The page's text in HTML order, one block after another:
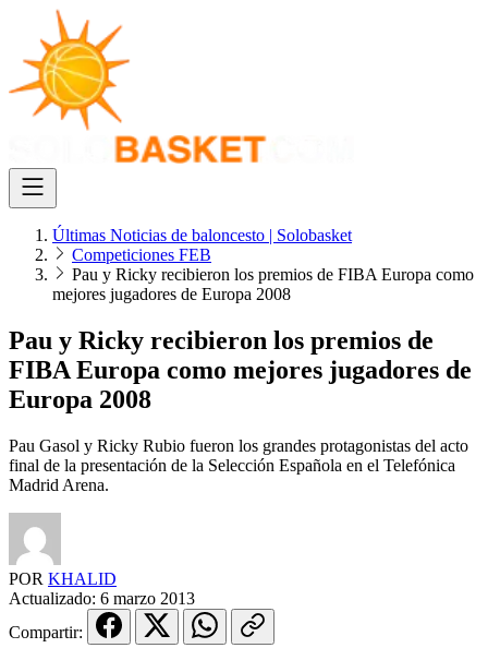
Últimas Noticias de baloncesto | Solobasket
Competiciones FEB
Pau y Ricky recibieron los premios de FIBA Europa como
mejores jugadores de Europa 2008
Pau y Ricky recibieron los premios de
FIBA Europa como mejores jugadores de
Europa 2008
Pau Gasol y Ricky Rubio fueron los grandes protagonistas del acto
final de la presentación de la Selección Española en el Telefónica
Madrid Arena.
POR KHALID
Actualizado: 6 marzo 2013
Compartir: